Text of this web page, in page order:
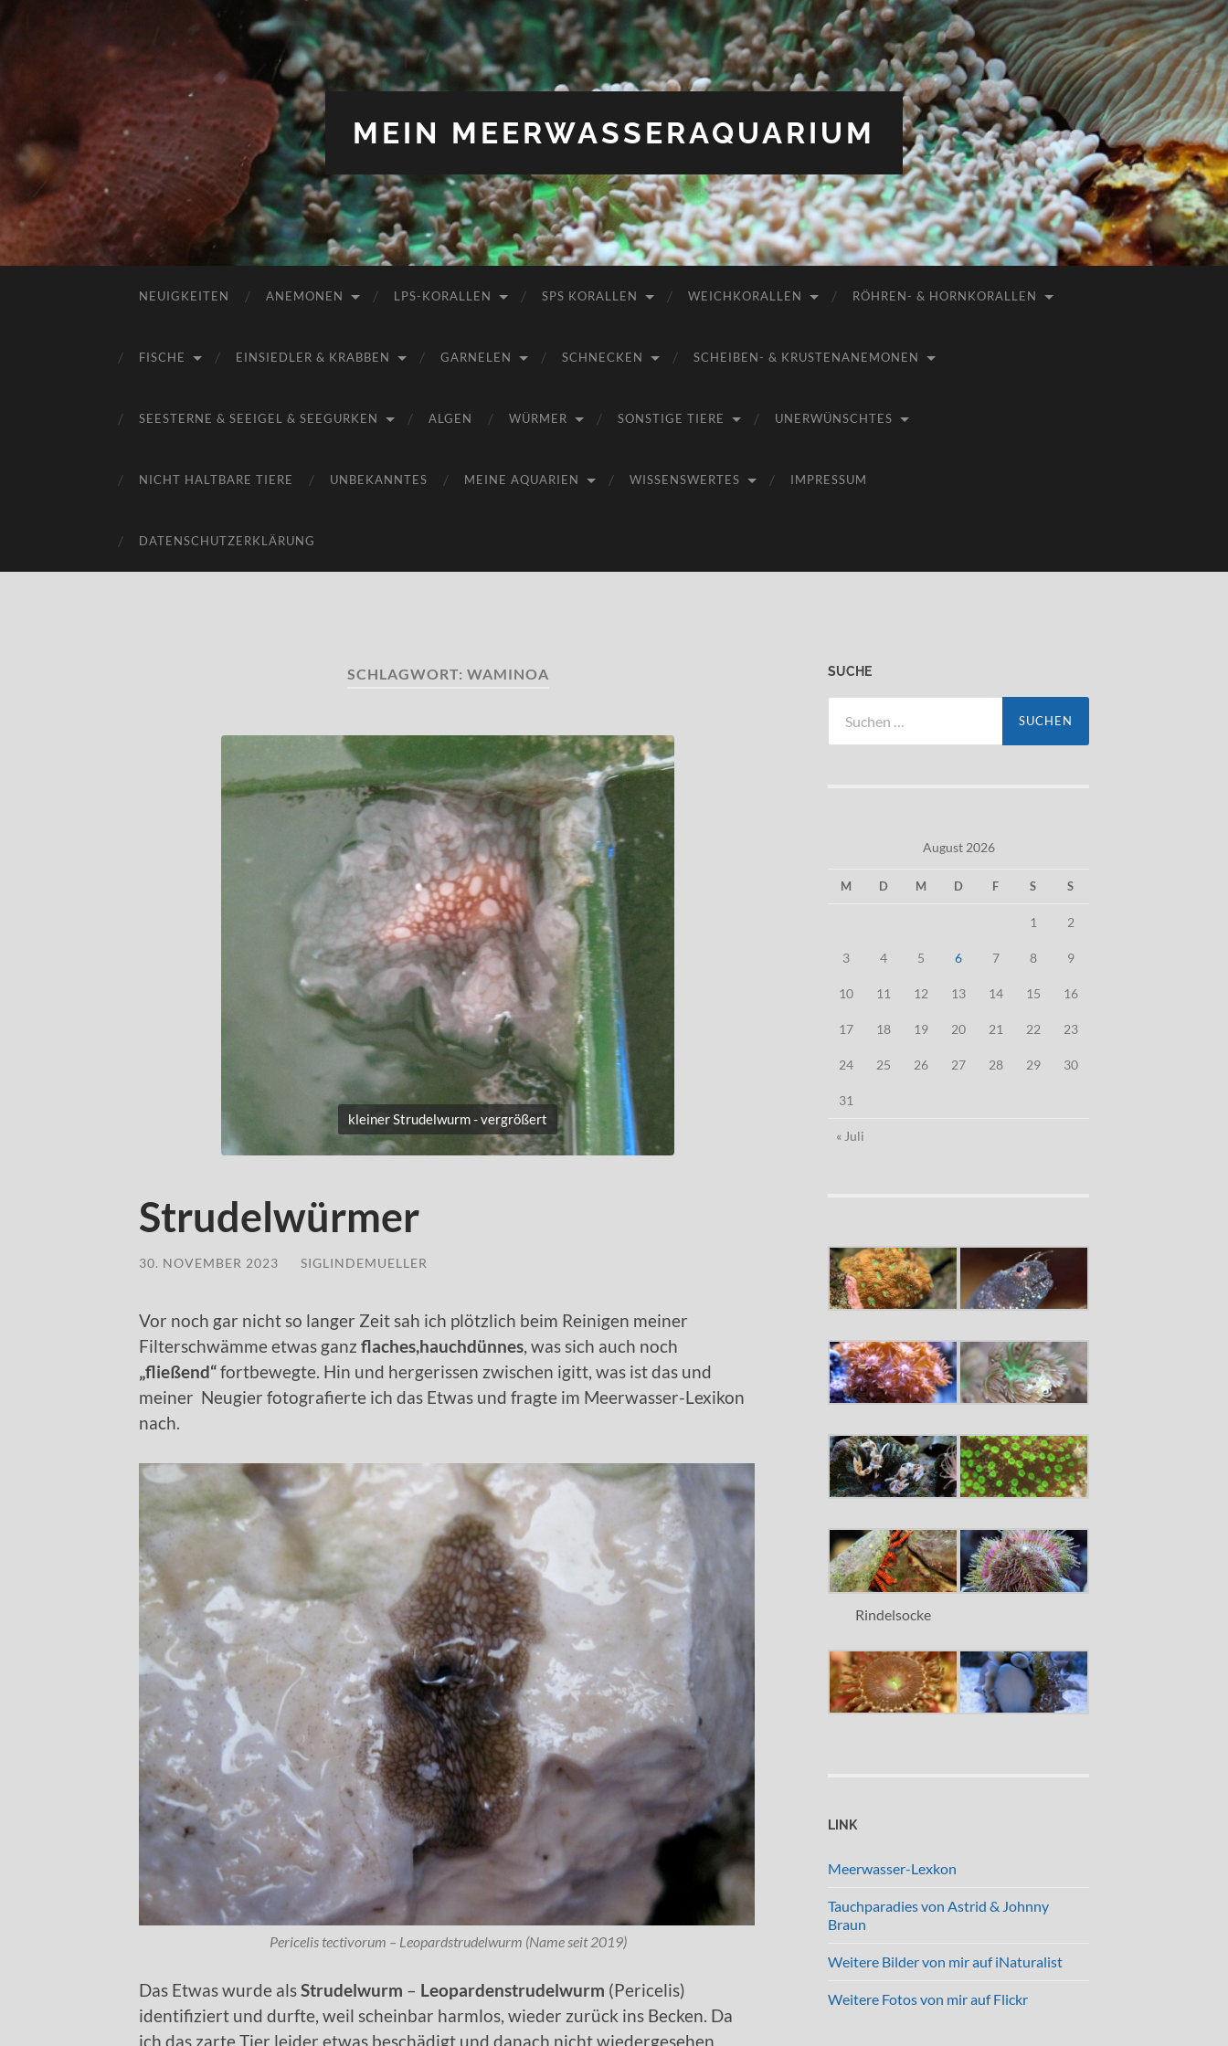
MEIN MEERWASSERAQUARIUM
NEUIGKEITEN ANEMONEN LPS-KORALLEN SPS KORALLEN WEICHKORALLEN RÖHREN- & HORNKORALLEN
FISCHE EINSIEDLER & KRABBEN GARNELEN SCHNECKEN SCHEIBEN- & KRUSTENANEMONEN
SEESTERNE & SEEIGEL & SEEGURKEN ALGEN WÜRMER SONSTIGE TIERE UNERWÜNSCHTES
NICHT HALTBARE TIERE UNBEKANNTES MEINE AQUARIEN WISSENSWERTES IMPRESSUM
DATENSCHUTZERKLÄRUNG
SCHLAGWORT: WAMINOA
kleiner Strudelwurm - vergrößert
Strudelwürmer
30. NOVEMBER 2023 SIGLINDEMUELLER
Vor noch gar nicht so langer Zeit sah ich plötzlich beim Reinigen meiner
Filterschwämme etwas ganz flaches,hauchdünnes, was sich auch noch
„fließend“fortbewegte. Hin und hergerissen zwischen igitt, was ist das und
meiner Neugier fotografierte ich das Etwas und fragte im Meerwasser-Lexikon
nach.
Pericelis tectivorum – Leopardstrudelwurm (Name seit 2019)
Das Etwas wurde alsStrudelwurm – Leopardenstrudelwurm (Pericelis)
identifiziert und durfte, weil scheinbar harmlos, wieder zurück ins Becken. Da
ich das zarte Tier leider etwas beschädigt und danach nicht wiedergesehen
SUCHE
nach:
August 2026
M D M D F S S
1 2
3 4 5 6 7 8 9
10 11 12 13 14 15 16
17 18 19 20 21 22 23
24 25 26 27 28 29 30
31
« Juli
Rindelsocke
LINK
Meerwasser-Lexkon
Tauchparadies von Astrid & Johnny
Braun
Weitere Bilder von mir auf iNaturalist
Weitere Fotos von mir auf Flickr